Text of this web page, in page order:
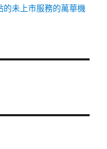
的未上市服務的萬華機